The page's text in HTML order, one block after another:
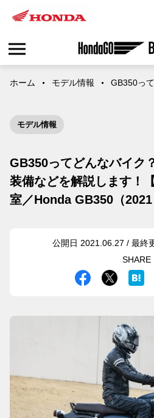
ホーム モデル情報 GB350っ
モデル情報
GB350ってどんなバイク
装備などを解説します！
室／Honda GB350（2021
公開日 2021.06.27 / 最終
SHARE